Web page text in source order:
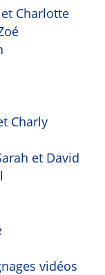
Charlotte
Charly
et David
vidéos